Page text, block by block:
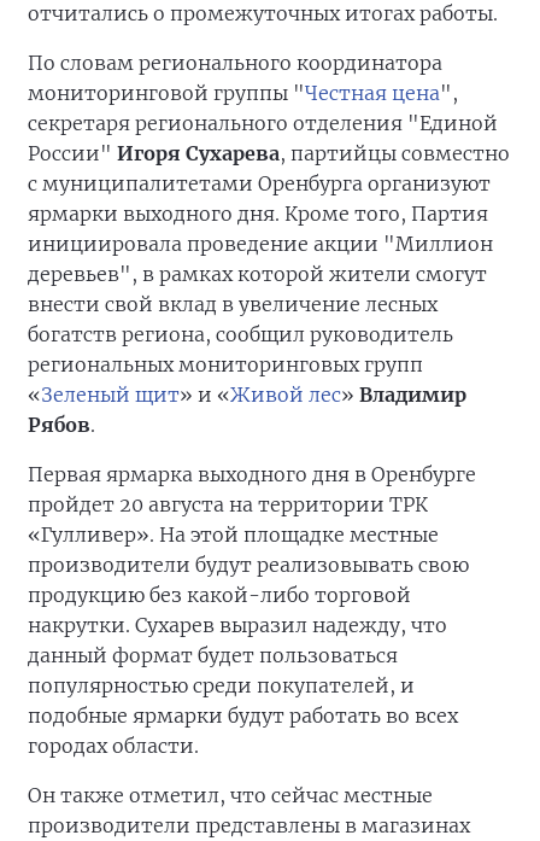
отчитались о промежуточных итогах работы.
По словам регионального координатора
мониторинговой группы "Честная цена",
секретаря регионального отделения "Единой
России" Игоря Сухарева, партийцы совместно
с муниципалитетами Оренбурга организуют
ярмарки выходного дня. Кроме того, Партия
инициировала проведение акции "Миллион
деревьев", в рамках которой жители смогут
внести свой вклад в увеличение лесных
богатств региона, сообщил руководитель
региональных мониторинговых групп
«Зеленый щит» и «Живой лес» Владимир
Рябов.
Первая ярмарка выходного дня в Оренбурге
пройдет 20 августа на территории ТРК
«Гулливер». На этой площадке местные
производители будут реализовывать свою
продукцию без какой-либо торговой
накрутки. Сухарев выразил надежду, что
данный формат будет пользоваться
популярностью среди покупателей, и
подобные ярмарки будут работать во всех
городах области.
Он также отметил, что сейчас местные
производители представлены в магазинах